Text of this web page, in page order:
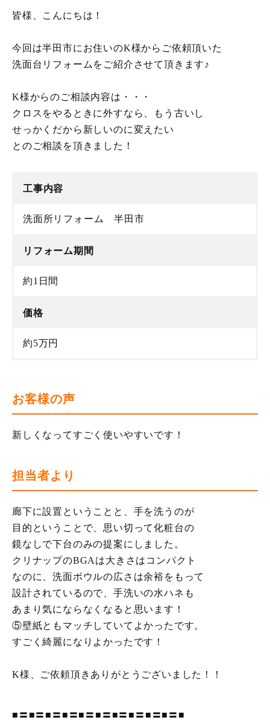
皆様、こんにちは！
今回は半田市にお住いのK様からご依頼頂いた
洗面台リフォームをご紹介させて頂きます♪
K様からのご相談内容は・・・
クロスをやるときに外すなら、もう古いし
せっかくだから新しいのに変えたい
とのご相談を頂きました！
工事内容
洗面所リフォーム 半田市
リフォーム期間
約1日間
価格
約5万円
お客様の声
新しくなってすごく使いやすいです！
担当者より
廊下に設置ということと、手を洗うのが
目的ということで、思い切って化粧台の
鏡なしで下台のみの提案にしました。
クリナップのBGAは大きさはコンパクト
なのに、洗面ボウルの広さは余裕をもって
設計されているので、手洗いの水ハネも
あまり気にならなくなると思います！
⑤壁紙ともマッチしていてよかったです。
すごく綺麗になりよかったです！
K様、ご依頼頂きありがとうございました！！
■〓■〓■〓■〓■〓■〓■〓■〓■〓■〓■